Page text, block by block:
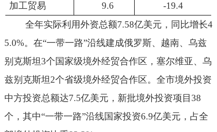
加工贸易
9.6
-19.4
全年实际利用外资总额7.58亿美元，同比增长4
5.0%。在“一带一路”沿线建成俄罗斯、越南、乌兹
别克斯坦3个国家级境外经贸合作区，塞尔维亚、乌
兹别克斯坦2个省级境外经贸合作区。全市境外投资
中方投资总额达7.5亿美元，新批境外投资项目 38
个，其中“一带一路”沿线国家投资6.9亿美元，占全